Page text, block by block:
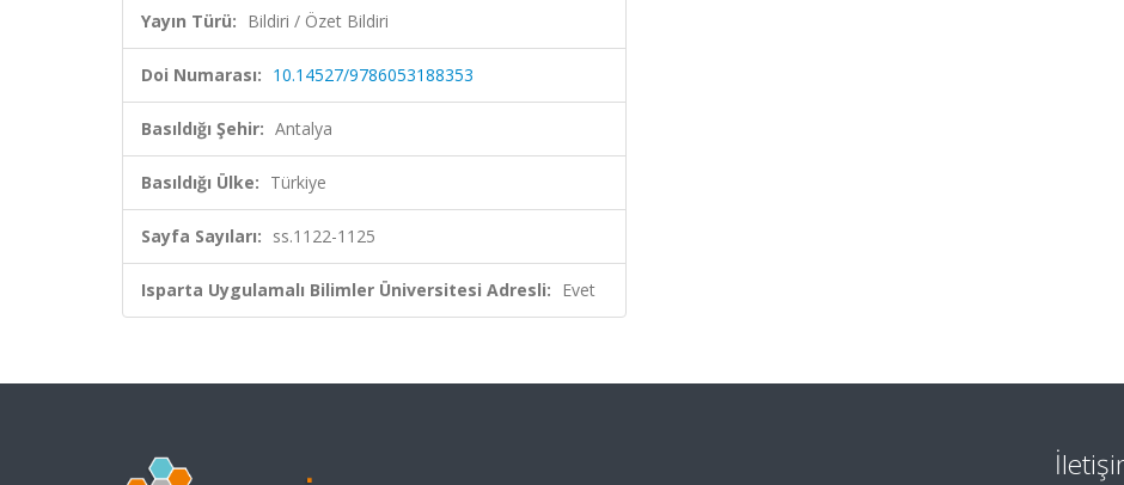
Yayın Türü: Bildiri / Özet Bildiri
Doi Numarası: 10.14527/9786053188353
Basıldığı Şehir: Antalya
Basıldığı Ülke: Türkiye
Sayfa Sayıları: ss.1122-1125
Isparta Uygulamalı Bilimler Üniversitesi Adresli: Evet